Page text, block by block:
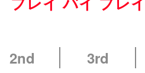
2nd 3rd